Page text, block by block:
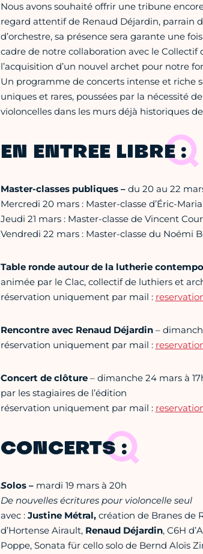
Nous avons souhaité offrir une tribune
regard attentif de Renaud Déjardin, parrain
d’orchestre, sa présence sera garante une
cadre de notre collaboration avec le Collectif
l’acquisition d’un nouvel archet pour notre
Un programme de concerts intense et riche
uniques et rares, poussées par la nécessité
violoncelles dans les murs déjà historiques
EN ENTREE LIBRE :
Master-classes publiques – du 20 au 22
Mercredi 20 mars : Master-classe d’Éric-
Jeudi 21 mars : Master-classe de Vincent
Vendredi 22 mars : Master-classe du Noémi
Table ronde autour de la lutherie
animée par le Clac, collectif de luthiers et
réservation uniquement par mail :
Rencontre avec Renaud Déjardin–
réservation uniquement par mail :
Concert de clôture– dimanche 24 mars à
par les stagiaires de l’édition
réservation uniquement par mail :
CONCERTS :
Solos – mardi 19 mars à 20h
De nouvelles écritures pour violoncelle seul
avec :Justine Métral,création de Branes de
d’Hortense Airault, Renaud Déjardin, C6H
Poppe, Sonata für cello solo de Bernd Aloïs